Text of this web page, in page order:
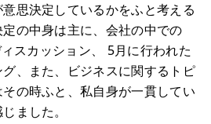
思決定しているかをふと考える
の中身は主に、会社の中での
スカッション、 5月に行われた
、また、ビジネスに関するトピ
の時ふと、私自身が一貫してい
ました。